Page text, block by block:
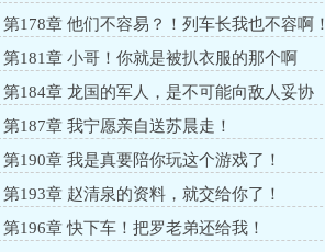
第178章 他们不容易？！列车长我也不容啊！
第181章 小哥！你就是被扒衣服的那个啊
第184章 龙国的军人，是不可能向敌人妥协
的！
第187章 我宁愿亲自送苏晨走！
第190章 我是真要陪你玩这个游戏了！
第193章 赵清泉的资料，就交给你了！
第196章 快下车！把罗老弟还给我！